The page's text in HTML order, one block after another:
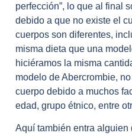
perfección”, lo que al final
debido a que no existe el
cuerpos son diferentes,
misma dieta que una
hiciéramos la misma
modelo de Abercrombie,
cuerpo debido a muchos
edad, grupo étnico, entre
Aquí también entra alguien